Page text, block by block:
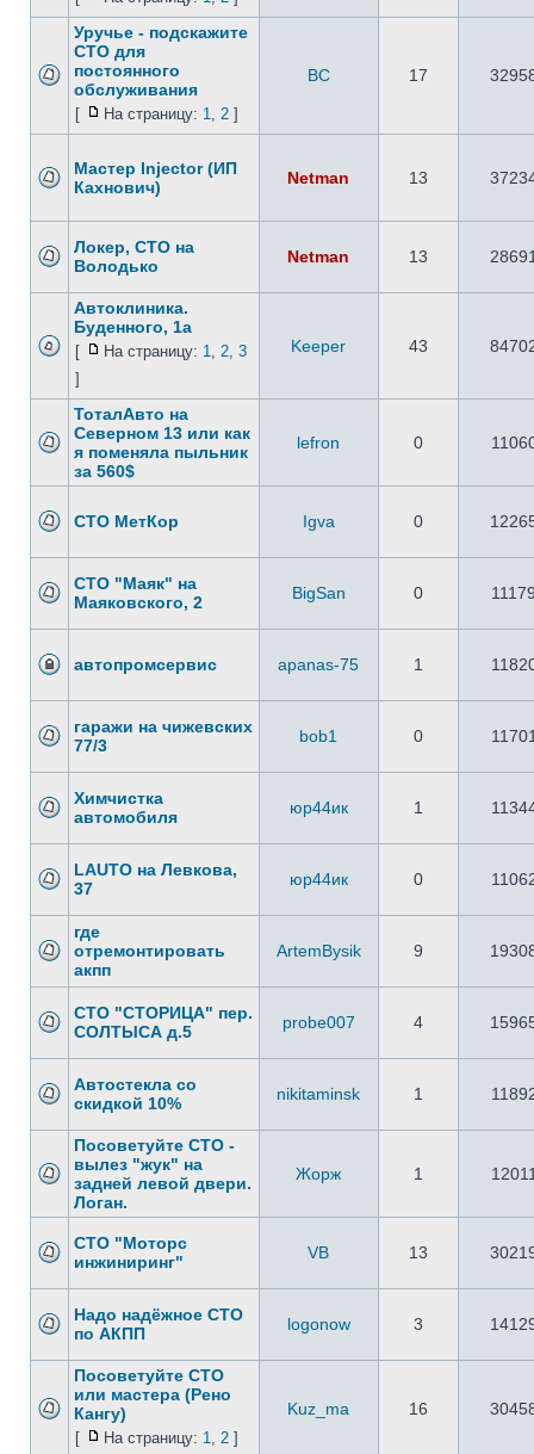
Уручье - подскажите
СТО для
постоянного
обслуживания
[ На страницу: 1, 2 ]
ВС 17
Мастер Injector (ИП
Кахнович)
Netman 13
Локер, СТО на
Володько
Netman 13
Автоклиника.
Буденного, 1а
[ На страницу: 1, 2, 3
]
Keeper 43
ТоталАвто на
Северном 13 или как
я поменяла пыльник
за 560$
lefron 0
СТО МетКор Igva 0
СТО "Маяк" на
Маяковского, 2
BigSan 0
автопромсервис apanas-75 1
гаражи на чижевских
77/3
bob1 0
Химчистка
автомобиля
юр44ик 1
LAUTO на Левкова,
37
юр44ик 0
где
отремонтировать
акпп
ArtemBysik 9
СТО "СТОРИЦА" пер.
СОЛТЫСА д.5
probe007 4
Автостекла со
скидкой 10%
nikitaminsk 1
Посоветуйте СТО -
вылез "жук" на
задней левой двери.
Логан.
Жорж 1
СТО "Моторс
инжиниринг"
VB 13
Надо надёжное СТО
по АКПП
logonow 3
Посоветуйте СТО
или мастера (Рено
Кангу)
[ На страницу: 1, 2 ]
Kuz_ma 16